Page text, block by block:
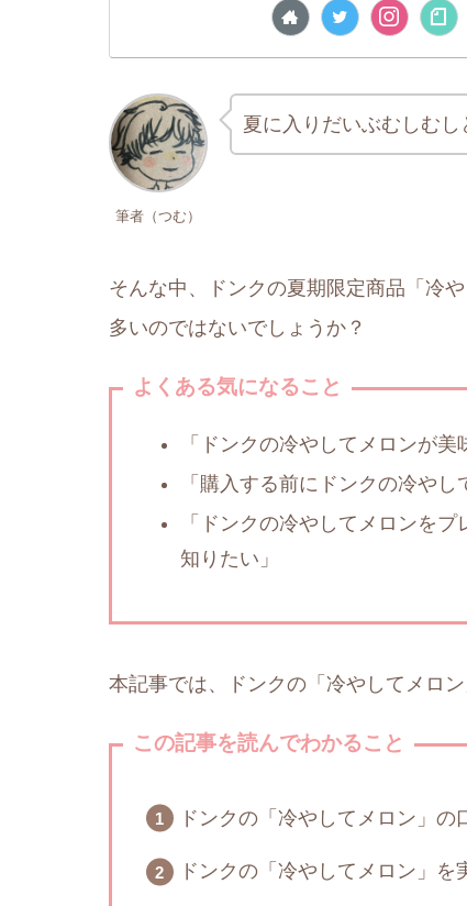
筆者（つむ）
夏に入りだいぶむしむ
そんな中、ドンクの夏期限定商品「冷
多いのではないでしょうか？
よくある気になること
「ドンクの冷やしてメロンが
「購入する前にドンクの冷や
「ドンクの冷やしてメロンを
知りたい」
本記事では、ドンクの「冷やしてメロ
この記事を読んでわかること
ドンクの「冷やしてメロン」の
ドンクの「冷やしてメロン」